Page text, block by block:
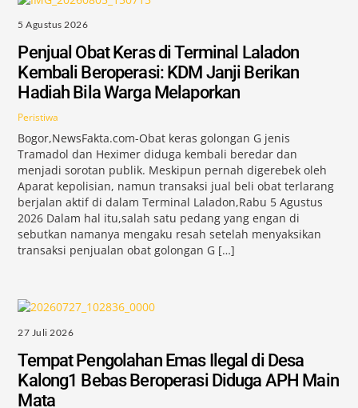
5 Agustus 2026
Penjual Obat Keras di Terminal Laladon
Kembali Beroperasi: KDM Janji Berikan
Hadiah Bila Warga Melaporkan
Peristiwa
Bogor,NewsFakta.com-Obat keras golongan G jenis
Tramadol dan Heximer diduga kembali beredar dan
menjadi sorotan publik. Meskipun pernah digerebek oleh
Aparat kepolisian, namun transaksi jual beli obat terlarang
berjalan aktif di dalam Terminal Laladon,Rabu 5 Agustus
2026 Dalam hal itu,salah satu pedang yang engan di
sebutkan namanya mengaku resah setelah menyaksikan
transaksi penjualan obat golongan G […]
27 Juli 2026
Tempat Pengolahan Emas Ilegal di Desa
Kalong1 Bebas Beroperasi Diduga APH Main
Mata